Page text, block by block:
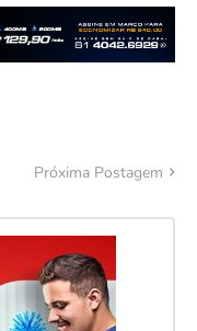
Próxima Postagem